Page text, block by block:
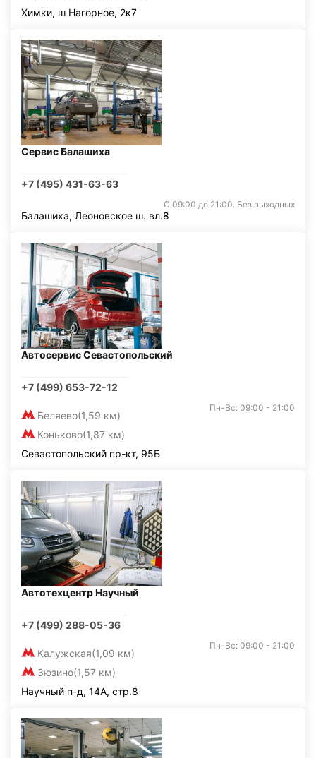
Химки, ш Нагорное, 2к7
Сервис Балашиха
+7 (495) 431-63-63
С 09:00 до 21:00. Без выходных
Балашиха, Леоновское ш. вл.8
Автосервис Севастопольский
+7 (499) 653-72-12
Беляево(1,59 км)
Коньково(1,87 км)
Пн-Вс: 09:00 - 21:00
Севастопольский пр-кт, 95Б
Автотехцентр Научный
+7 (499) 288-05-36
Калужская(1,09 км)
Зюзино(1,57 км)
Пн-Вс: 09:00 - 21:00
Научный п-д, 14А, стр.8